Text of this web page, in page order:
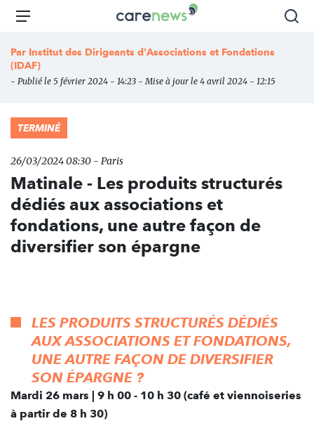
Aller
principal
Carenews,
média
acteurs
Menu
Par Institut des Dirigeants d'Associations et Fondations
(IDAF)
- Publié le 5 février 2024 - 14:23 - Mise à jour le 4 avril 2024 - 12:15
TERMINÉ
26/03/2024 08:30 - Paris
Matinale - Les produits structurés
dédiés aux associations et
fondations, une autre façon de
diversifier son épargne
LES PRODUITS STRUCTURÉS DÉDIÉS
AUX ASSOCIATIONS ET FONDATIONS,
UNE AUTRE FAÇON DE DIVERSIFIER
SON ÉPARGNE ?
Mardi 26 mars | 9 h 00 - 10 h 30 (café et viennoiseries
à partir de 8 h 30)